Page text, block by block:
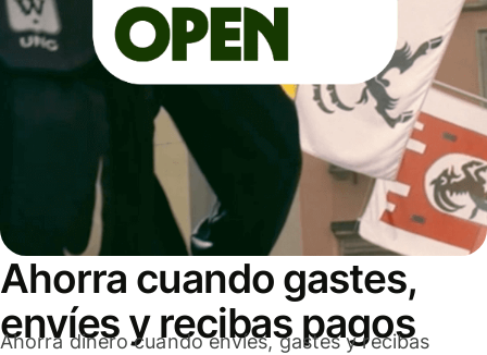
Ahorra cuando gastes,
envíes y recibas pagos
Ahorra dinero cuando envíes, gastes y recibas